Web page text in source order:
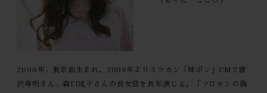
2000年、東京都生まれ。2009年よりミツカン「味ポン」CMで唐
沢寿明さん、森口瑤子さんの長女役を長年演じる。「ソロモンの偽